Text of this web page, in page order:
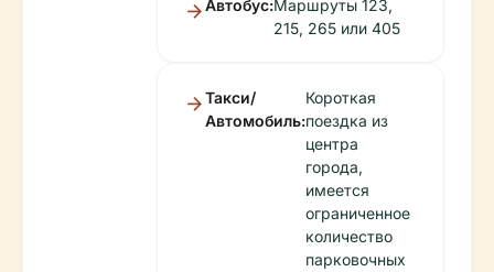
Автобус:Маршруты 123,
215, 265 или 405
Такси/
Автомобиль:
Короткая
поездка из
центра
города,
имеется
ограниченное
количество
парковочных